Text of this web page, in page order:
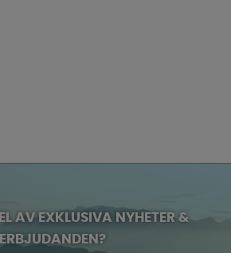
AV EXKLUSIVA NYHETER &
ERBJUDANDEN?